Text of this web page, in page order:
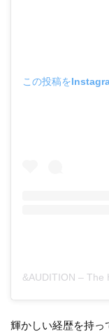
この投稿を
輝かしい経歴を持っ